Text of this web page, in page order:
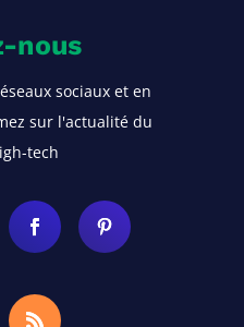
nous
sociaux et en
sur l'actualité du
tech